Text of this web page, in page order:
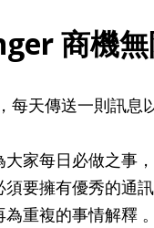
商機
每天傳送一則訊息
家每日必做之事
要擁有優秀的通
重複的事情解釋 。